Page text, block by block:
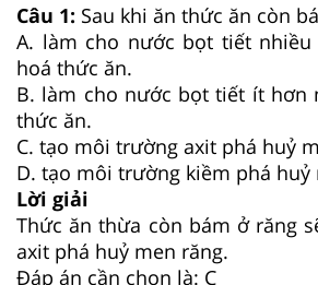
Câu 1: Sau khi ăn thức ăn còn
A. làm cho nước bọt tiết
hoá thức ăn.
B. làm cho nước bọt tiết ít hơn
thức ăn.
C. tạo môi trường axit phá huỷ
D. tạo môi trường kiềm phá huỷ
Lời giải
Thức ăn thừa còn bám ở răng
axit phá huỷ men răng.
Đáp án cần chọn là: C